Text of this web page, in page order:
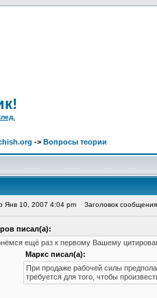
-> Вопросы теории
Янв 10, 2007 4:04 pm Заголовок
писал(а):
ещё раз к первому Вашему
Маркс писал(а):
При продаже рабочей силы
требуется для того, чтобы